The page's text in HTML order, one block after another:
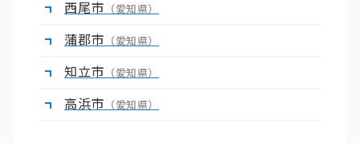
西尾市 （愛知県）
蒲郡市 （愛知県）
知立市 （愛知県）
高浜市 （愛知県）